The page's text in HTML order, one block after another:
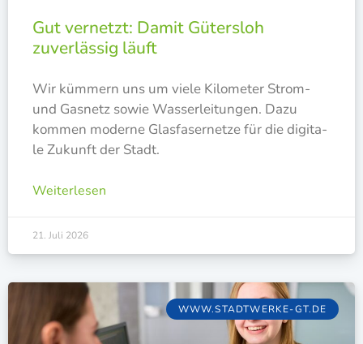
Gut vernetzt: Damit Gütersloh
zuverlässig läuft
Wir küm­mern uns um vie­le Kilo­me­ter Strom-
und Gas­netz sowie Was­ser­lei­tun­gen. Dazu
kom­men moder­ne Glas­fa­ser­net­ze für die digi­ta­
le Zukunft der Stadt.
Weiterlesen
21. Juli 2026
WWW.STADTWERKE-GT.DE